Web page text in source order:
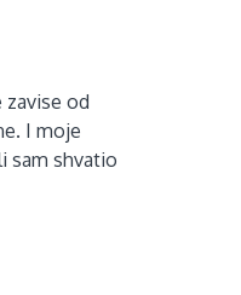
zavise od
I moje
sam shvatio